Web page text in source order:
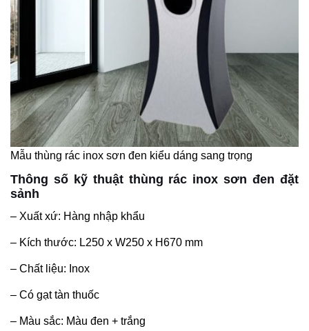
Mẫu thùng rác inox sơn đen kiểu dáng sang trọng
Thông số kỹ thuật thùng rác inox sơn đen đặt
sảnh
– Xuất xứ: Hàng nhập khẩu
– Kích thước: L250 x W250 x H670 mm
– Chất liệu: Inox
– Có gạt tàn thuốc
– Màu sắc: Màu đen + trắng